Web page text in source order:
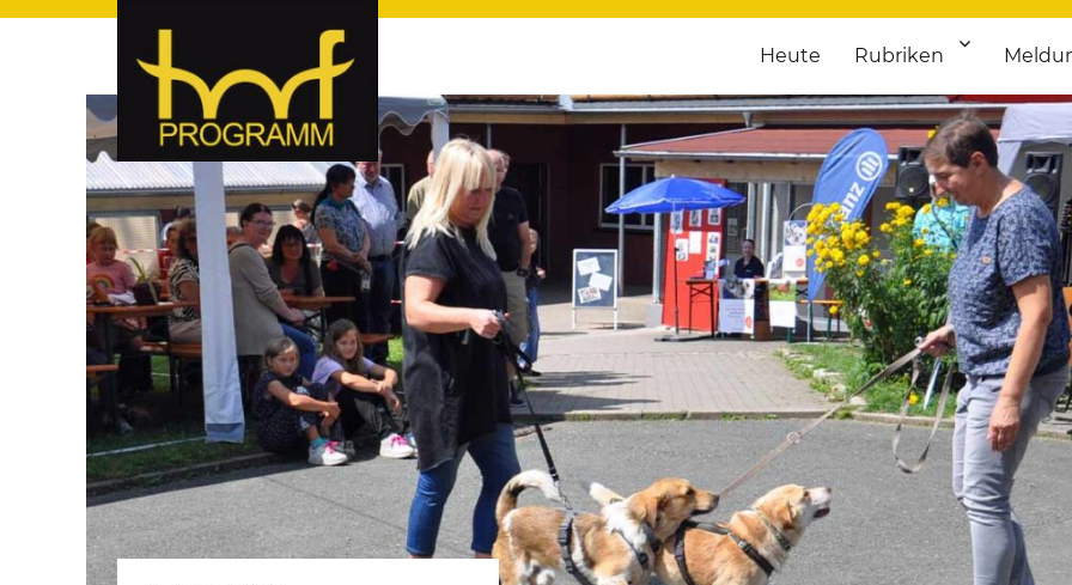
hof-programm – das Veranstaltungsportal für
hof-programm – das Veranstaltungsportal für Hof und Hochfranken. Täglich aktuelle Termine von Kultur bis Sport, von
Heute Rubriken